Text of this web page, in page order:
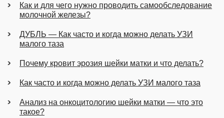
Как и для чего нужно проводить самообследование
молочной железы?
ДУБЛЬ — Как часто и когда можно делать УЗИ
малого таза
Почему кровит эрозия шейки матки и что делать?
Как часто и когда можно делать УЗИ малого таза
Анализ на онкоцитологию шейки матки — что это
такое?